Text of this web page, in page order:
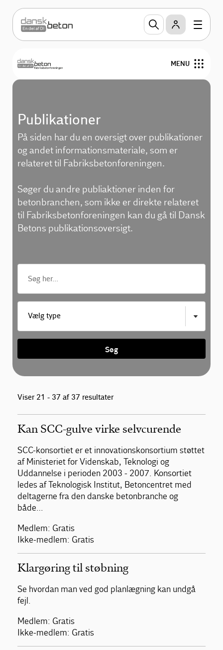
MENU
Teknik og design
Miljøvaredeklarationer
Om Fabriksbetonforeningen
Publikationer
På siden har du en oversigt over publikationer
og andet informationsmateriale, som er
relateret til Fabriksbetonforeningen.
Søger du andre publiaktioner inden for
betonbranchen, som ikke er direkte relateret
til Fabriksbetonforeningen kan du gå til Dansk
Betons publikationsoversigt.
Vælg type
Søg
Viser 21 - 37 af 37 resultater
Kan SCC-gulve virke selvcurende
SCC-konsortiet er et innovationskonsortium støttet
af Ministeriet for Videnskab, Teknologi og
Uddannelse i perioden 2003 - 2007. Konsortiet
ledes af Teknologisk Institut, Betoncentret med
deltagerne fra den danske betonbranche og
både…
Medlem: Gratis
Ikke-medlem: Gratis
Klargøring til støbning
Se hvordan man ved god planlægning kan undgå
fejl.
Medlem: Gratis
Ikke-medlem: Gratis